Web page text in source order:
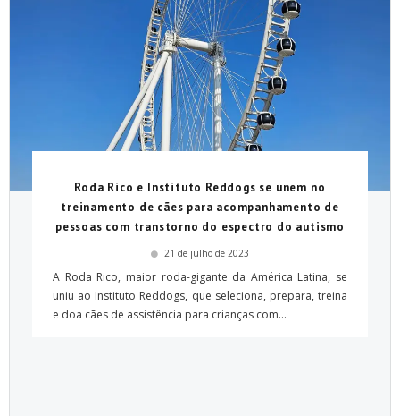
Roda Rico e Instituto Reddogs se unem no
treinamento de cães para acompanhamento de
pessoas com transtorno do espectro do autismo
21 de julho de 2023
A Roda Rico, maior roda-gigante da América Latina, se
uniu ao Instituto Reddogs, que seleciona, prepara, treina
e doa cães de assistência para crianças com...